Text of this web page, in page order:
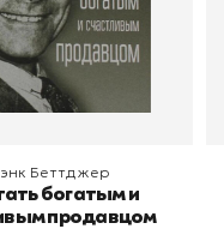
Беттджер
богатым и
продавцом